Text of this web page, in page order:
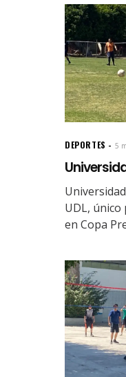
DEPORTES 5
UDL, único
en Copa